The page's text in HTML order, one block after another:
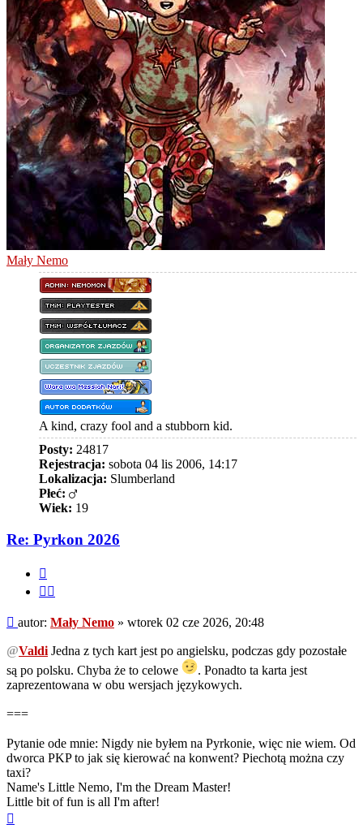
Mały Nemo
A kind, crazy fool and a stubborn kid.
Posty: 24817
Rejestracja: sobota 04 lis 2006, 14:17
Lokalizacja: Slumberland
Płeć:
Wiek: 19
Re: Pyrkon 2026
Post
autor: Mały Nemo » wtorek 02 cze 2026, 20:48
@Valdi Jedna z tych kart jest po angielsku, podczas gdy pozostałe
są po polsku. Chyba że to celowe
. Ponadto ta karta jest
zaprezentowana w obu wersjach językowych.
===
Pytanie ode mnie: Nigdy nie byłem na Pyrkonie, więc nie wiem. Od
dworca PKP to jak się kierować na konwent? Piechotą można czy
taxi?
Name's Little Nemo, I'm the Dream Master!
Little bit of fun is all I'm after!